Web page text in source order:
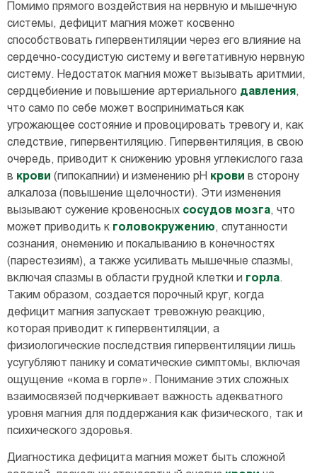
Помимо прямого воздействия на нервную и мышечную
системы, дефицит магния может косвенно
способствовать гипервентиляции через его влияние на
сердечно-сосудистую систему и вегетативную нервную
систему. Недостаток магния может вызывать аритмии,
сердцебиение и повышение артериального давления,
что само по себе может восприниматься как
угрожающее состояние и провоцировать тревогу и, как
следствие, гипервентиляцию. Гипервентиляция, в свою
очередь, приводит к снижению уровня углекислого газа
в крови (гипокапнии) и изменению pH крови в сторону
алкалоза (повышение щелочности). Эти изменения
вызывают сужение кровеносных сосудов мозга, что
может приводить к головокружению , спутанности
сознания, онемению и покалыванию в конечностях
(парестезиям), а также усиливать мышечные спазмы,
включая спазмы в области грудной клетки и горла.
Таким образом, создается порочный круг, когда
дефицит магния запускает тревожную реакцию,
которая приводит к гипервентиляции, а
физиологические последствия гипервентиляции лишь
усугубляют панику и соматические симптомы, включая
ощущение «кома в горле». Понимание этих сложных
взаимосвязей подчеркивает важность адекватного
уровня магния для поддержания как физического, так и
психического здоровья.
Диагностика дефицита магния может быть сложной